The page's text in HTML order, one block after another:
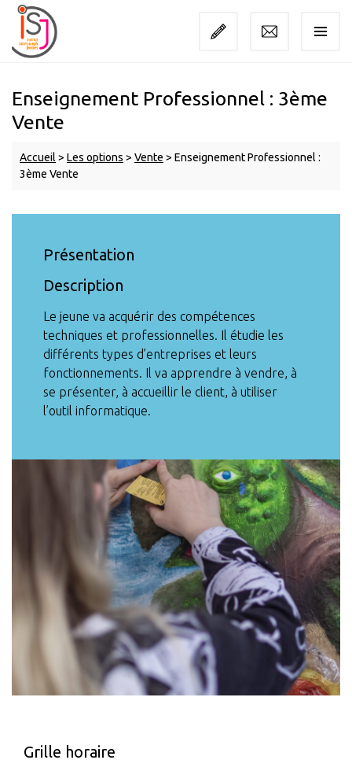
Enseignement Professionnel : 3ème
Vente
Accueil > Les options > Vente > Enseignement Professionnel :
3ème Vente
Présentation
Description
Le jeune va acquérir des compétences
techniques et professionnelles. Il étudie les
différents types d’entreprises et leurs
fonctionnements. Il va apprendre à vendre, à
se présenter, à accueillir le client, à utiliser
l’outil informatique.
Grille horaire